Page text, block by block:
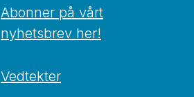
Abonner på vårt
nyhetsbrev her!
Vedtekter